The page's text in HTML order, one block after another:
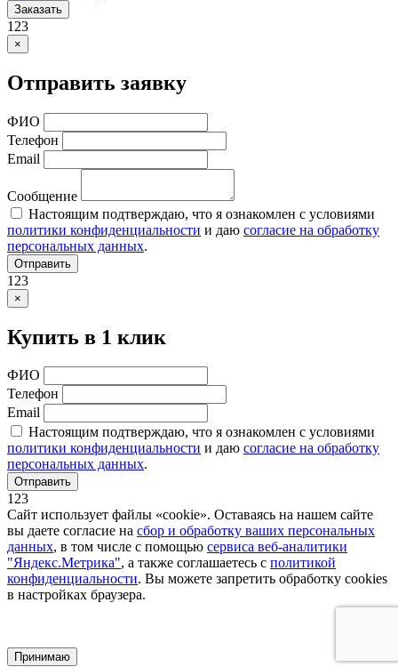
Заказать
123
×
Отправить заявку
ФИО
Телефон
Email
Сообщение
Настоящим подтверждаю, что я ознакомлен с условиями
политики конфиденциальности и даю согласие на обработку
персональных данных.
Отправить
123
×
Купить в 1 клик
ФИО
Телефон
Email
Настоящим подтверждаю, что я ознакомлен с условиями
политики конфиденциальности и даю согласие на обработку
персональных данных.
Отправить
123
Сайт использует файлы «cookie». Оставаясь на нашем сайте
вы даете согласие на сбор и обработку ваших персональных
данных, в том числе с помощью сервиса веб-аналитики
"Яндекс.Метрика", а также соглашаетесь с политикой
конфиденциальности. Вы можете запретить обработку cookies
в настройках браузера.
Принимаю